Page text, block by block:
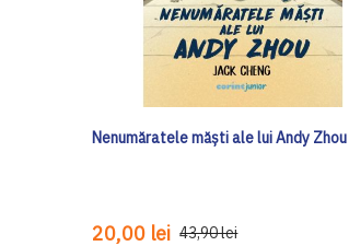
Nenumăratele măști ale lui Andy Zhou
20,00 lei 43,90 lei